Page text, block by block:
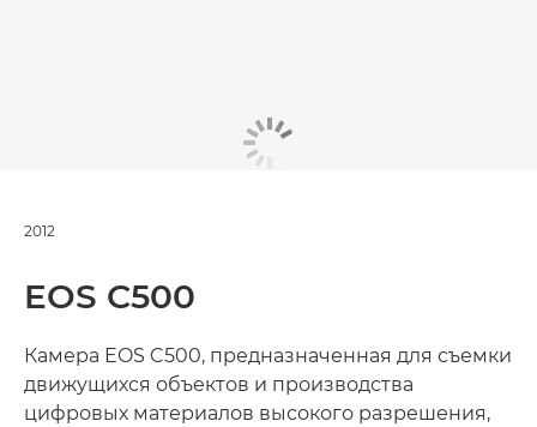
2012
EOS C500
Камера EOS C500, предназначенная для съемки
движущихся объектов и производства
цифровых материалов высокого разрешения,